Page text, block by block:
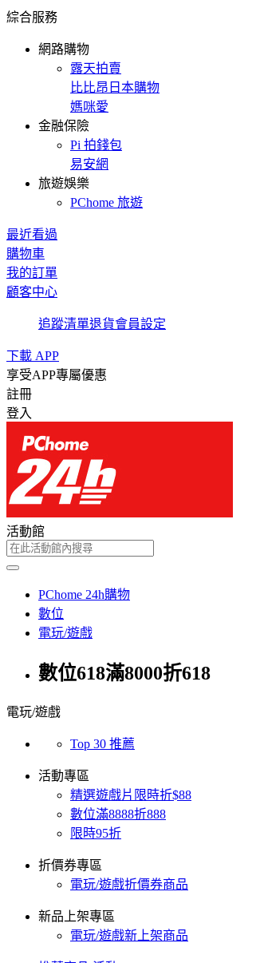
綜合服務
網路購物
露天拍賣
比比昂日本購物
媽咪愛
金融保險
Pi 拍錢包
易安網
旅遊娛樂
PChome 旅遊
最近看過
購物車
我的訂單
顧客中心
追蹤清單退貨會員設定
下載 APP
享受APP專屬優惠
註冊
登入
活動館
PChome 24h購物
數位
電玩/遊戲
數位618滿8000折618
電玩/遊戲
Top 30 推薦
活動專區
精選遊戲片限時折$88
數位滿8888折888
限時95折
折價券專區
電玩/遊戲折價券商品
新品上架專區
電玩/遊戲新上架商品